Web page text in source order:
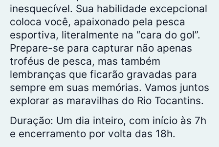
inesquecível. Sua habilidade excepcional
coloca você, apaixonado pela pesca
esportiva, literalmente na “cara do gol”.
Prepare-se para capturar não apenas
troféus de pesca, mas também
lembranças que ficarão gravadas para
sempre em suas memórias. Vamos juntos
explorar as maravilhas do Rio Tocantins.
Duração: Um dia inteiro, com início às 7h
e encerramento por volta das 18h.